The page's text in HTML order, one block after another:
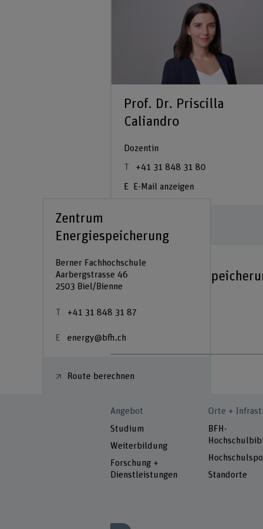
Prof. Dr. Priscilla
Caliandro
Dozentin
+41 31 848 31 80
E-Mail anzeigen
Zentrum
Zentrum
Energiespeicherung
Berner Fachhochschule
Aarbergstrasse 46
2503 Biel/Bienne
+41 31 848 31 87
energy@bfh.ch
Route berechnen
Angebot
Studium
Weiterbildung
Forschung +
Dienstleistungen
Orte +
BFH-
Standorte